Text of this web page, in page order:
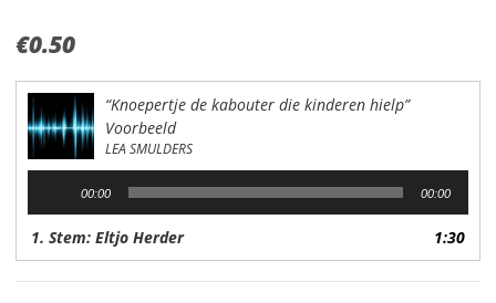
€0.50
“Knoepertje de kabouter die kinderen hielp”
Voorbeeld
LEA SMULDERS
00:00 00:00
1. Stem: Eltjo Herder 1:30